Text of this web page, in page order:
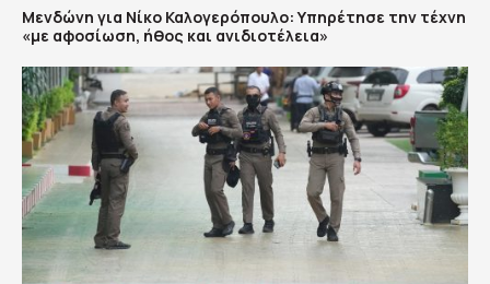
Μενδώνη για Νίκο Καλογερόπουλο: Υπηρέτησε την τέχνη
«με αφοσίωση, ήθος και ανιδιοτέλεια»